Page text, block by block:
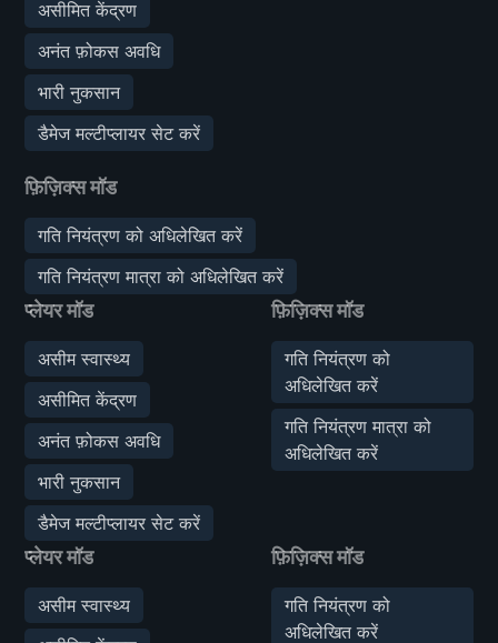
असीमित केंद्रण
अनंत फ़ोकस अवधि
भारी नुकसान
डैमेज मल्टीप्लायर सेट करें
फ़िज़िक्स मॉड
गति नियंत्रण को अधिलेखित करें
गति नियंत्रण मात्रा को अधिलेखित करें
प्लेयर मॉड
असीम स्वास्थ्य
असीमित केंद्रण
अनंत फ़ोकस अवधि
भारी नुकसान
डैमेज मल्टीप्लायर सेट करें
फ़िज़िक्स मॉड
गति नियंत्रण को
अधिलेखित करें
गति नियंत्रण मात्रा को
अधिलेखित करें
प्लेयर मॉड
असीम स्वास्थ्य
फ़िज़िक्स मॉड
गति नियंत्रण को
अधिलेखित करें